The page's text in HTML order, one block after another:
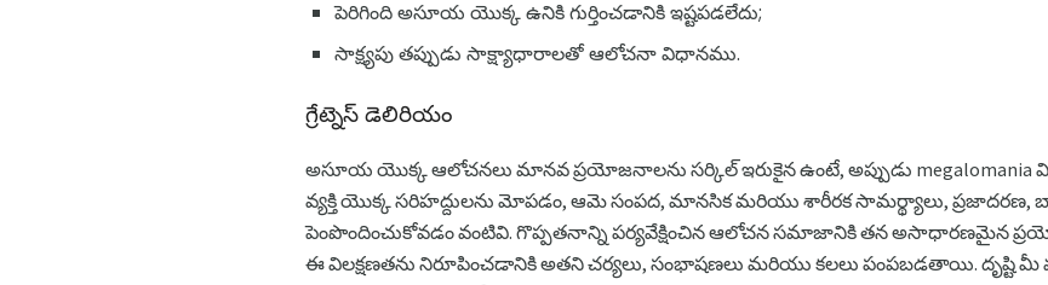
పెరిగింది అసూయ యొక్క ఉనికి గుర్తించడానికి ఇష్టపడలేదు;
సాక్ష్యపు తప్పుడు సాక్ష్యాధారాలతో ఆలోచనా విధానము.
గ్రేట్నెస్ డెలిరియం
అసూయ యొక్క ఆలోచనలు మానవ ప్రయోజనాలను సర్కిల్ ఇరుకైన ఉంటే, అప్పుడు megalomania
వ్యక్తి యొక్క సరిహద్దులను మోపడం, ఆమె సంపద, మానసిక మరియు శారీరక సామర్థ్యాలు, ప్రజాదరణ,
పెంపొందించుకోవడం వంటివి. గొప్పతనాన్ని పర్యవేక్షించిన ఆలోచన సమాజానికి తన అసాధారణమైన
ఈ విలక్షణతను నిరూపించడానికి అతని చర్యలు, సంభాషణలు మరియు కలలు పంపబడతాయి. దృష్టి మీ